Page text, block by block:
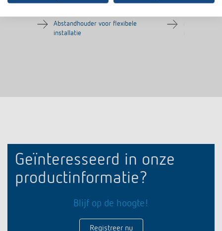
Artikelnr. 9070972
Abstandhouder voor flexibele
installatie
Artikelnr. 9070988
Geïnteresseerd in onze
productinformatie?
Blijf op de hoogte!
Registreer nu